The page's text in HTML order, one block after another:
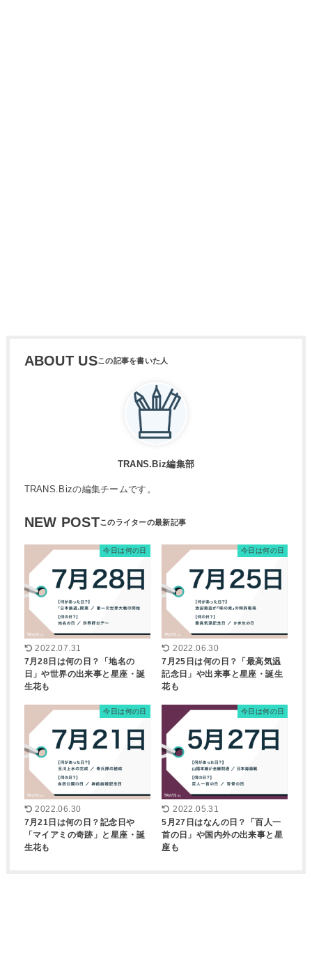
ABOUT US
TRANS.Biz編集部
TRANS.Bizの編集チームです。
NEW POST
今日は何の日
2022.07.31
7月28日は何の日？「地名の
日」や世界の出来事と星座・誕
生花も
今日は何の日
2022.06.30
7月25日は何の日？「最高気温
記念日」や出来事と星座・誕生
花も
今日は何の日
2022.06.30
7月21日は何の日？記念日や
「マイアミの奇跡」と星座・誕
生花も
今日は何の日
2022.05.31
5月27日はなんの日？「百人一
首の日」や国内外の出来事と星
座も